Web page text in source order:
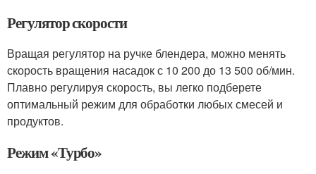
Регулятор скорости
Вращая регулятор на ручке блендера, можно менять
скорость вращения насадок с 10 200 до 13 500 об/мин.
Плавно регулируя скорость, вы легко подберете
оптимальный режим для обработки любых смесей и
продуктов.
Режим «Турбо»